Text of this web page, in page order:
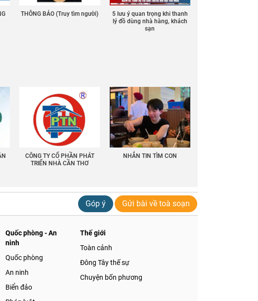
THÔNG BÁO (Truy tìm người)
5 lưu ý quan trọng khi thanh
lý đồ dùng nhà hàng, khách
sạn
CÔNG TY CỔ PHẦN PHÁT
TRIỂN NHÀ CẦN THƠ
NHẮN TIN TÌM CON
Góp ý Gửi bài về toà soạn
Quốc phòng - An
ninh
Quốc phòng
An ninh
Biển đảo
Thế giới
Toàn cảnh
Đông Tây thế sự
Chuyện bốn phương